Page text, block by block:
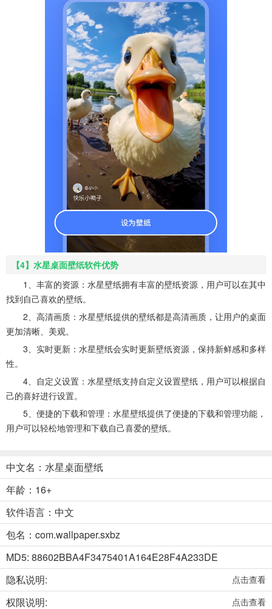
【4】水星桌面壁纸软件优势
1、丰富的资源：水星壁纸拥有丰富的壁纸资源，用户可以在其中
找到自己喜欢的壁纸。
2、高清画质：水星壁纸提供的壁纸都是高清画质，让用户的桌面
更加清晰、美观。
3、实时更新：水星壁纸会实时更新壁纸资源，保持新鲜感和多样
性。
4、自定义设置：水星壁纸支持自定义设置壁纸，用户可以根据自
己的喜好进行设置。
5、便捷的下载和管理：水星壁纸提供了便捷的下载和管理功能，
用户可以轻松地管理和下载自己喜爱的壁纸。
中文名：水星桌面壁纸
年龄：16+
软件语言：中文
包名：com.wallpaper.sxbz
MD5: 88602BBA4F3475401A164E28F4A233DE
隐私说明:
点击查看
权限说明: 点击查看